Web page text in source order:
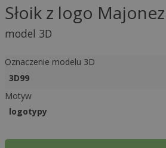
Słoik z logo
model 3D
Oznaczenie modelu 3D
3D99
Motyw
logotypy